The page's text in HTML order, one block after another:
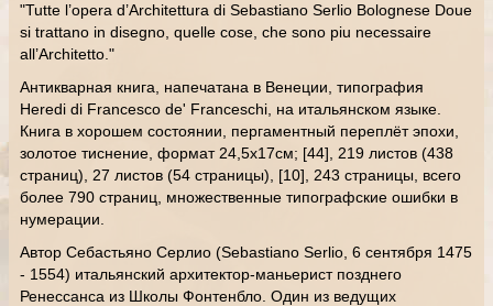
"Tutte l’opera d’Architettura di Sebastiano Serlio Bolognese Doue
si trattano in disegno, quelle cose, che sono piu necessaire
all’Architetto."
Антикварная книга, напечатана в Венеции, типография
Heredi di Francesco de' Franceschi, на итальянском языке.
Книга в хорошем состоянии, пергаментный переплёт эпохи,
золотое тиснение, формат 24,5х17см; [44], 219 листов (438
страниц), 27 листов (54 страницы), [10], 243 страницы, всего
более 790 страниц, множественные типографские ошибки в
нумерации.
Автор Себастьяно Серлио (Sebastiano Serlio, 6 сентября 1475
- 1554) итальянский архитектор-маньерист позднего
Ренессанса из Школы Фонтенбло. Один из ведущих